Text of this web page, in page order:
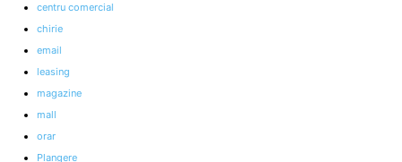
centru comercial
chirie
email
leasing
magazine
mall
orar
Plangere